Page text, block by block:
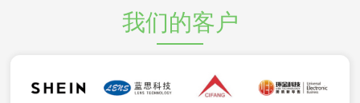
我们的客户